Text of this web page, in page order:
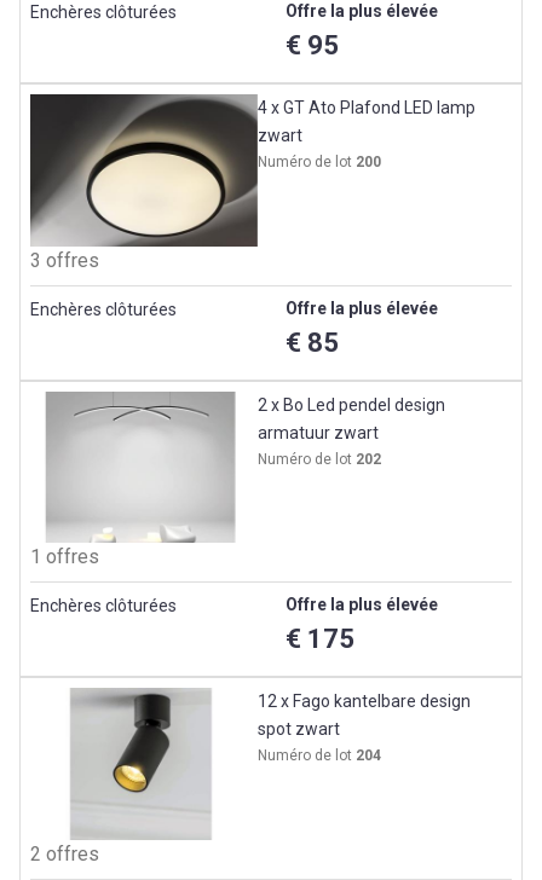
Enchères clôturées Offre la plus élevée
€ 95
4 x GT Ato Plafond LED lamp
zwart
Numéro de lot 200
3 offres
Enchères clôturées Offre la plus élevée
€ 85
2 x Bo Led pendel design
armatuur zwart
Numéro de lot 202
1 offres
Enchères clôturées Offre la plus élevée
€ 175
12 x Fago kantelbare design
spot zwart
Numéro de lot 204
2 offres